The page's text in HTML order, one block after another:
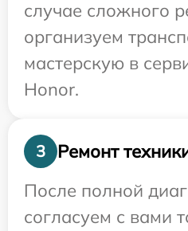
случае сложного
организуем
мастерскую в
Honor.
3
Ремонт
После полной
согласуем с вами